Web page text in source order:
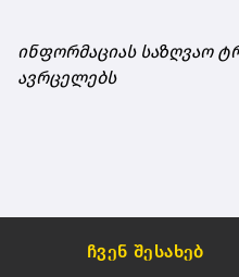
ინფორმაციას საზღვაო
ავრცელებს
ჩვენ შესახებ